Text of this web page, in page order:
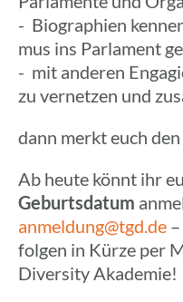
- Biogra­phien
mus ins Parla­ment
- mit anderen
zu vernet­zen und
dann merkt euch
Ab heute könnt ihr
Geburts­da­tum
anmeldung@tgd.de
folgen in Kürze per
Diver­sity Akademie!